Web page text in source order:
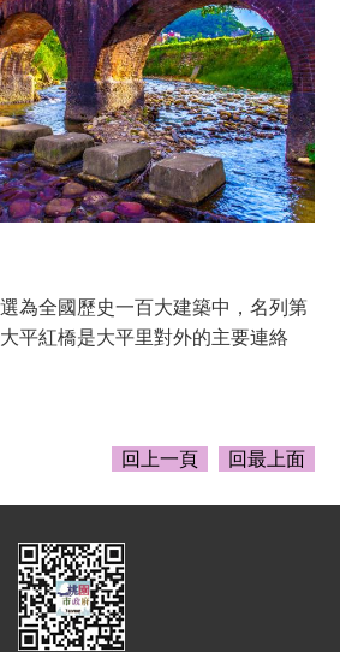
透過大漢溪的水利之便，在三坑子
可以將運輸到國外去，一部分物品
新莊、萬華，甚至於大稻埕、淡水
三坑子逐漸發展成了商業街屋，當
我們現在所看到的三坑街屋。龍潭
一：騎自行車(三坑老街可租車)龍
、品嚐客家美食、參觀青錢第、永
馬道(一月賞櫻花、五月賞油桐
潭水岸觀光綠廊道(欣賞韭菜園、
水庫→大溪環湖公路→大溪後慈湖
連結－大溪區公所－觀光旅遊)龍
線二：騎自行車(三坑老街可租車)
龍潭至大溪月眉水岸觀光綠廊→大溪
為全國歷史一百大建築中，名列第
平紅橋是大平里對外的主要連絡
是打鐵坑溪。大平紅橋早年是龍潭
愛，在那兒釣魚、游泳、抓魚，以
抓到。大平紅橋是三坑子與大平里
跨蔗部坑 (清水溪)的兩岸，東接大
一座以紅磚為主的建造的拱橋，大
潭居民及日本人的資助下完成，使
回上一頁 回最上面